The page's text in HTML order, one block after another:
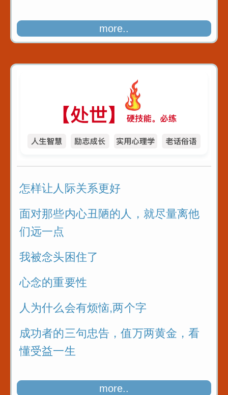
more..
怎样让人际关系更好
面对那些内心丑陋的人，就尽量离他
们远一点
我被念头困住了
心念的重要性
人为什么会有烦恼,两个字
成功者的三句忠告，值万两黄金，看
懂受益一生
more..